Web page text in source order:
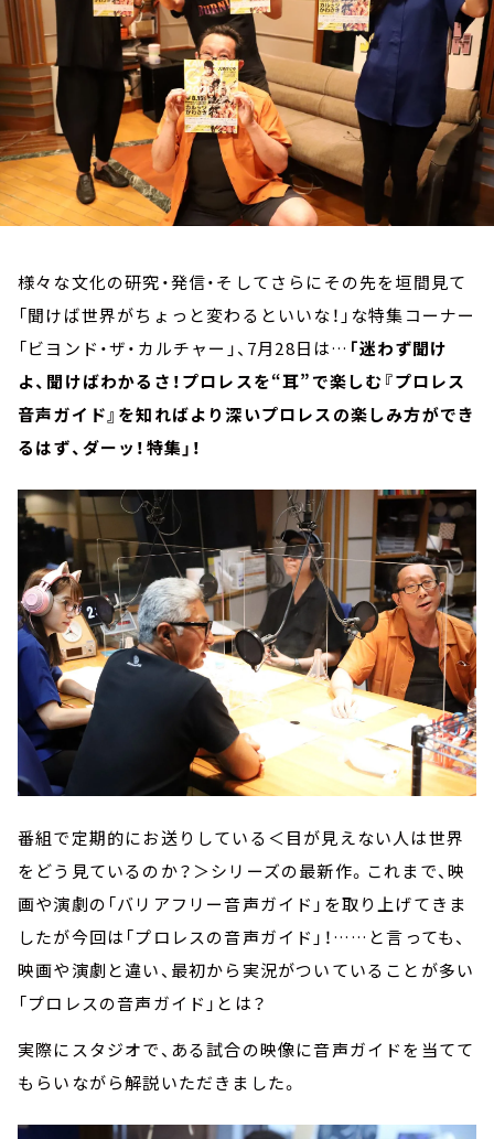
様々な文化の研究・発信・そしてさらにその先を垣間見て
「聞けば世界がちょっと変わるといいな！」な特集コーナー
「ビヨンド・ザ・カルチャー」、7月28日は… 「迷わず聞け
よ、聞けばわかるさ！プロレスを“耳”で楽しむ『プロレス
音声ガイド』を知ればより深いプロレスの楽しみ方ができ
るはず、ダーッ！特集」！
番組で定期的にお送りしている＜目が見えない人は世界
をどう見ているのか？＞シリーズの最新作。これまで、映
画や演劇の「バリアフリー音声ガイド」を取り上げてきま
したが今回は「プロレスの音声ガイド」！……と言っても、
映画や演劇と違い、最初から実況がついていることが多い
「プロレスの音声ガイド」とは？
実際にスタジオで、ある試合の映像に音声ガイドを当てて
もらいながら解説いただきました。